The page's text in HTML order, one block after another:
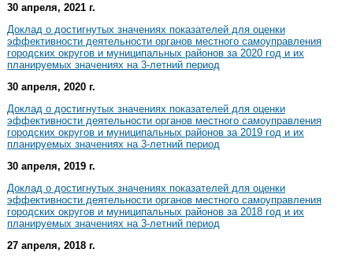
30 апреля, 2021 г.
Доклад о достигнутых значениях показателей для оценки
эффективности деятельности органов местного самоуправления
городских округов и муниципальных районов за 2020 год и их
планируемых значениях на 3-летний период
30 апреля, 2020 г.
Доклад о достигнутых значениях показателей для оценки
эффективности деятельности органов местного самоуправления
городских округов и муниципальных районов за 2019 год и их
планируемых значениях на 3-летний период
30 апреля, 2019 г.
Доклад о достигнутых значениях показателей для оценки
эффективности деятельности органов местного самоуправления
городских округов и муниципальных районов за 2018 год и их
планируемых значениях на 3-летний период
27 апреля, 2018 г.